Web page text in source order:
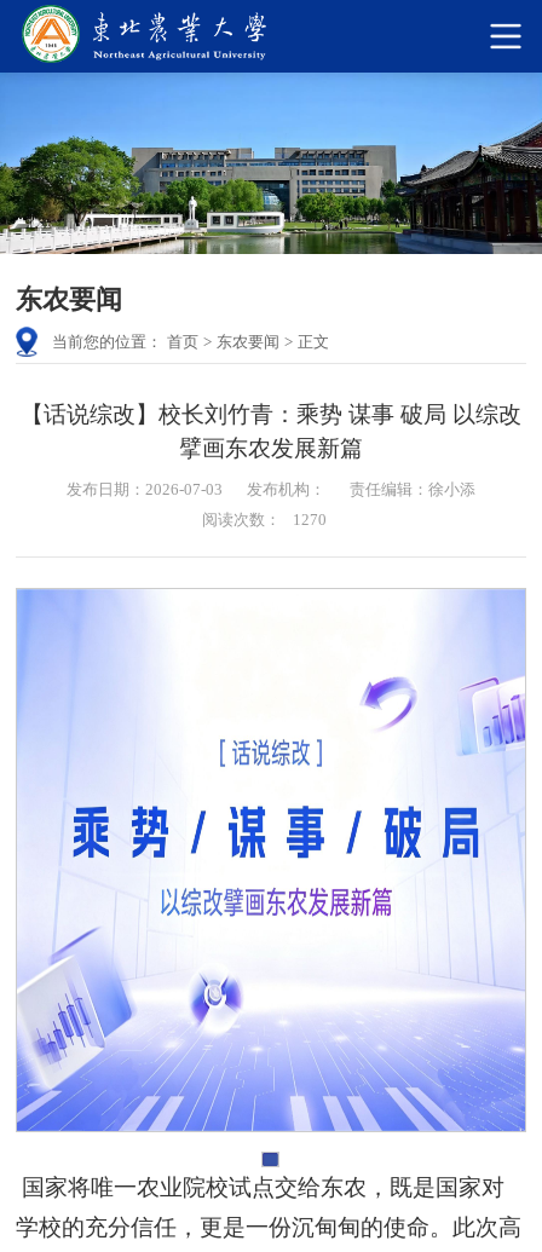
东农要闻
当前您的位置： 首页 > 东农要闻 > 正文
【话说综改】校长刘竹青：乘势 谋事 破局 以综改
擘画东农发展新篇
发布日期：2026-07-03 发布机构：
责任编辑：徐小添
阅读次数：
1270
国家将唯一农业院校试点交给东农，既是国家对
学校的充分信任，更是一份沉甸甸的使命。此次高